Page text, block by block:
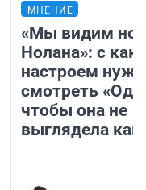
МНЕНИЕ
«Мы видим
Нолана»: с
настроем
смотреть
чтобы она не
выглядела как